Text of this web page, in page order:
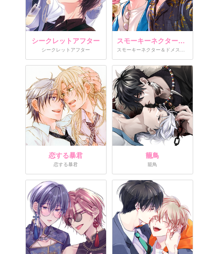
シークレットアフター
シークレットアフター
スモーキーネクター＆ドメスティックビースト
スモーキーネクター＆ドメスティックビースト
恋する暴君
恋する暴君
籠鳥
籠鳥